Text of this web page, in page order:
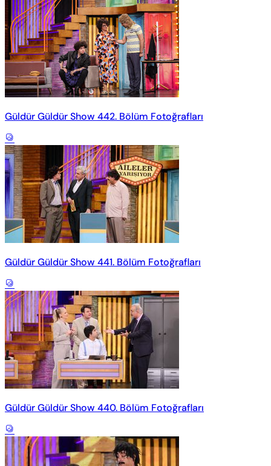
Güldür Güldür Show 442. Bölüm Fotoğrafları
Güldür Güldür Show 441. Bölüm Fotoğrafları
Güldür Güldür Show 440. Bölüm Fotoğrafları